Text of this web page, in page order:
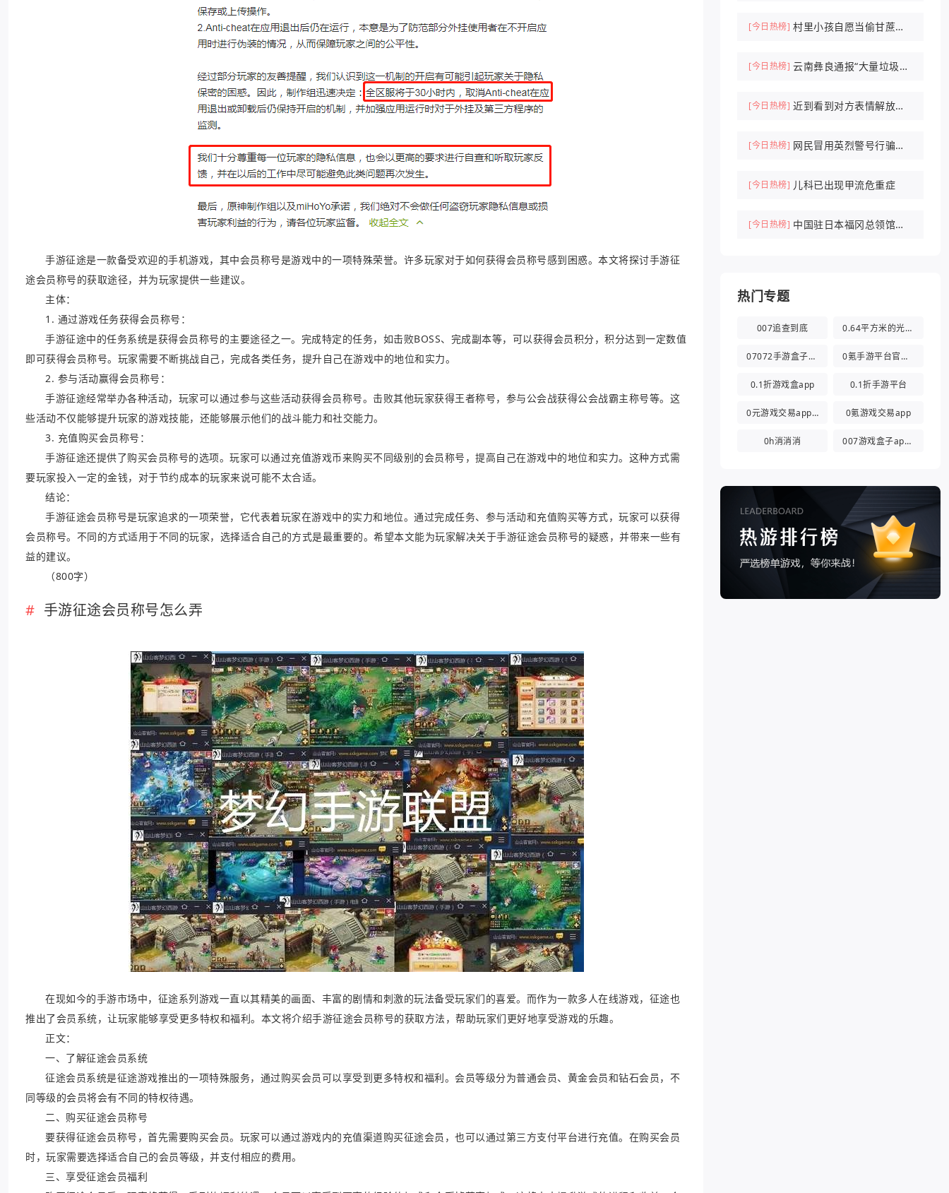
手游征途是一款备受欢迎的手机游戏，其中会员称号是游戏中的一项特殊荣誉。许多玩家对于如何获得会员称号感到困惑。本文将探讨手游征
途会员称号的获取途径，并为玩家提供一些建议。
主体：
1. 通过游戏任务获得会员称号：
手游征途中的任务系统是获得会员称号的主要途径之一。完成特定的任务，如击败BOSS、完成副本等，可以获得会员积分，积分达到一定数值
即可获得会员称号。玩家需要不断挑战自己，完成各类任务，提升自己在游戏中的地位和实力。
2. 参与活动赢得会员称号：
手游征途经常举办各种活动，玩家可以通过参与这些活动获得会员称号。击败其他玩家获得王者称号，参与公会战获得公会战霸主称号等。这
些活动不仅能够提升玩家的游戏技能，还能够展示他们的战斗能力和社交能力。
3. 充值购买会员称号：
手游征途还提供了购买会员称号的选项。玩家可以通过充值游戏币来购买不同级别的会员称号，提高自己在游戏中的地位和实力。这种方式需
要玩家投入一定的金钱，对于节约成本的玩家来说可能不太合适。
结论：
手游征途会员称号是玩家追求的一项荣誉，它代表着玩家在游戏中的实力和地位。通过完成任务、参与活动和充值购买等方式，玩家可以获得
会员称号。不同的方式适用于不同的玩家，选择适合自己的方式是最重要的。希望本文能为玩家解决关于手游征途会员称号的疑惑，并带来一些有
益的建议。
（800字）
手游征途会员称号怎么弄
在现如今的手游市场中，征途系列游戏一直以其精美的画面、丰富的剧情和刺激的玩法备受玩家们的喜爱。而作为一款多人在线游戏，征途也
推出了会员系统，让玩家能够享受更多特权和福利。本文将介绍手游征途会员称号的获取方法，帮助玩家们更好地享受游戏的乐趣。
正文：
一、了解征途会员系统
征途会员系统是征途游戏推出的一项特殊服务，通过购买会员可以享受到更多特权和福利。会员等级分为普通会员、黄金会员和钻石会员，不
同等级的会员将会有不同的特权待遇。
二、购买征途会员称号
要获得征途会员称号，首先需要购买会员。玩家可以通过游戏内的充值渠道购买征途会员，也可以通过第三方支付平台进行充值。在购买会员
时，玩家需要选择适合自己的会员等级，并支付相应的费用。
三、享受征途会员福利
[今日热榜] 村里小孩自愿当偷甘蔗农
[今日热榜] 云南彝良通报“大量垃圾倾
[今日热榜] 近到看到对方表情解放军
[今日热榜] 网民冒用英烈警号行骗被
[今日热榜] 儿科已出现甲流危重症
[今日热榜] 中国驻日本福冈总领馆紧
热门专题
007追查到底 0.64平方米的光都与你有关
07072手游盒子app 0氪手游平台官方版
0.1折游戏盒app 0.1折手游平台
0元游戏交易app(0氪游戏盒) 0氪游戏交易app
0h消消消 007游戏盒子app官方版